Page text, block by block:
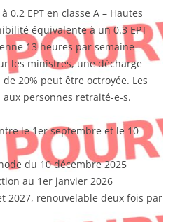
0.2 EPT en classe A – Hautes
équivalente à un 0.3 EPT
13 heures par semaine
les ministres, une décharge
20% peut être octroyée. Les
personnes retraité-e-s.
le 1er septembre et le 10
du 10 décembre 2025
au 1er janvier 2026
2027, renouvelable deux fois par